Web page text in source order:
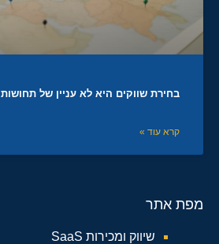
בחירת שווקים היא לא עניין של תחושות
קרא עוד »
מפת אתר
שיווק ומכירות SaaS